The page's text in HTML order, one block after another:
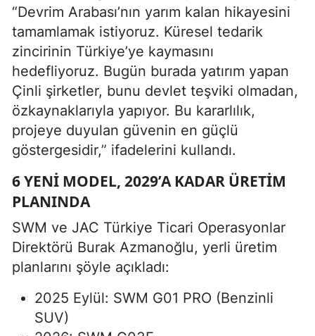
“Devrim Arabası’nın yarım kalan hikayesini
tamamlamak istiyoruz. Küresel tedarik
zincirinin Türkiye’ye kaymasını
hedefliyoruz. Bugün burada yatırım yapan
Çinli şirketler, bunu devlet teşviki olmadan,
özkaynaklarıyla yapıyor. Bu kararlılık,
projeye duyulan güvenin en güçlü
göstergesidir,” ifadelerini kullandı.
6 YENI MODEL, 2029’A KADAR ÜRETIM
PLANINDA
SWM ve JAC Türkiye Ticari Operasyonlar
Direktörü Burak Azmanoğlu, yerli üretim
planlarını şöyle açıkladı:
2025 Eylül: SWM G01 PRO (Benzinli
SUV)